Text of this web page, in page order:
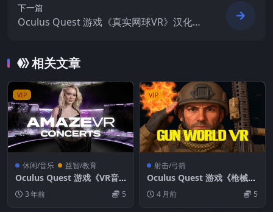
下一篇
Oculus Quest 游戏《真实网球VR》汉化中
相关文章
VIP
休闲/音乐 益智/教育
Oculus Quest 游戏《VR音
乐会》Amaze VR
3 年前 5
VIP
射击/弓箭
Oculus Quest 游戏《枪械世
界VR》GunWorld VR
4 月前 5